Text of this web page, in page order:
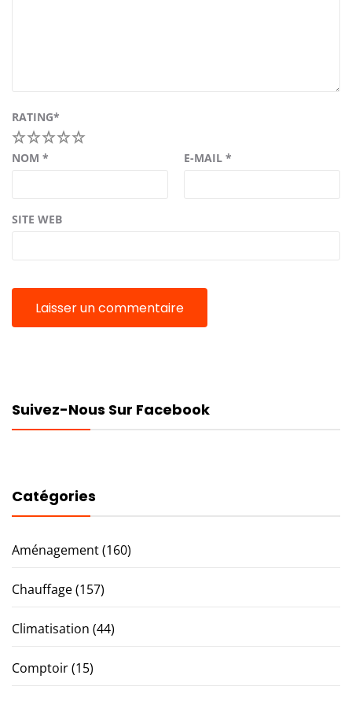
RATING*
5
4
3
2
NOM * E-MAIL *
SITE WEB
Suivez-Nous Sur Facebook
Catégories
Aménagement(160)
Chauffage(157)
Climatisation (44)
Comptoir(15)